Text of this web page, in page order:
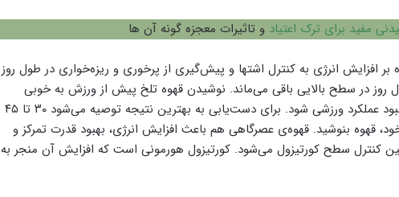
مفید برای ترک اعتیاد و تاثیرات معجزه گونه آن ها
افزایش انرژی به کنترل اشتها و پیش‌گیری از پرخوری و ریزه‌خواری در طول روز
روز در سطح بالایی باقی می‌ماند. نوشیدن قهوه تلخ پیش از ورزش به خوبی
می‌تواند منجر به افزایش انرژی و بهبود عملکرد ورزشی شود. برای دست‌یابی به بهترین نتیجه توصیه می‌شود ۳۰ تا ۴۵
قهوه بنوشید. قهوه‌ی عصرگاهی هم باعث افزایش انرژی، بهبود قدرت تمرکز و
کنترل سطح کورتیزول می‌شود. کورتیزول هورمونی است که افزایش آن منجر به